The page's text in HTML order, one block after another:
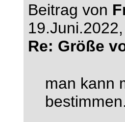
Beitrag von
Re: Größe
man kann
bestimmen.